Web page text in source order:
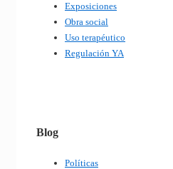
Exposiciones
Obra social
Uso terapéutico
Regulación YA
Blog
Políticas